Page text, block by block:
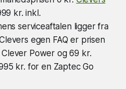
kr. inkl.
serviceaftalen ligger fra
egen FAQ er prisen
Power og 69 kr.
kr. for en Zaptec Go